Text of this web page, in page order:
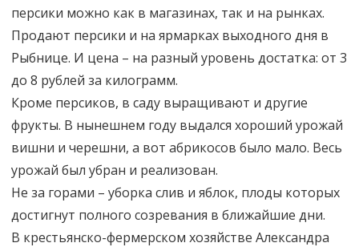
персики можно как в магазинах, так и на рынках.
Продают персики и на ярмарках выходного дня в
Рыбнице. И цена – на разный уровень достатка: от 3
до 8 рублей за килограмм.
Кроме персиков, в саду выращивают и другие
фрукты. В нынешнем году выдался хороший урожай
вишни и черешни, а вот абрикосов было мало. Весь
урожай был убран и реализован.
Не за горами – уборка слив и яблок, плоды которых
достигнут полного созревания в ближайшие дни.
В крестьянско-фермерском хозяйстве Александра